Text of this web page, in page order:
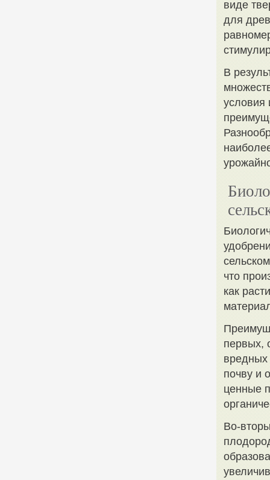
виде
для
В
условия
что
как
первых,
вредных
почву и
ценные
Во-